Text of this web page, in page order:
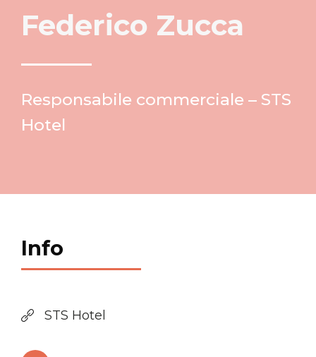
Federico Zucca
Responsabile commerciale – STS
Hotel
Info
STS Hotel